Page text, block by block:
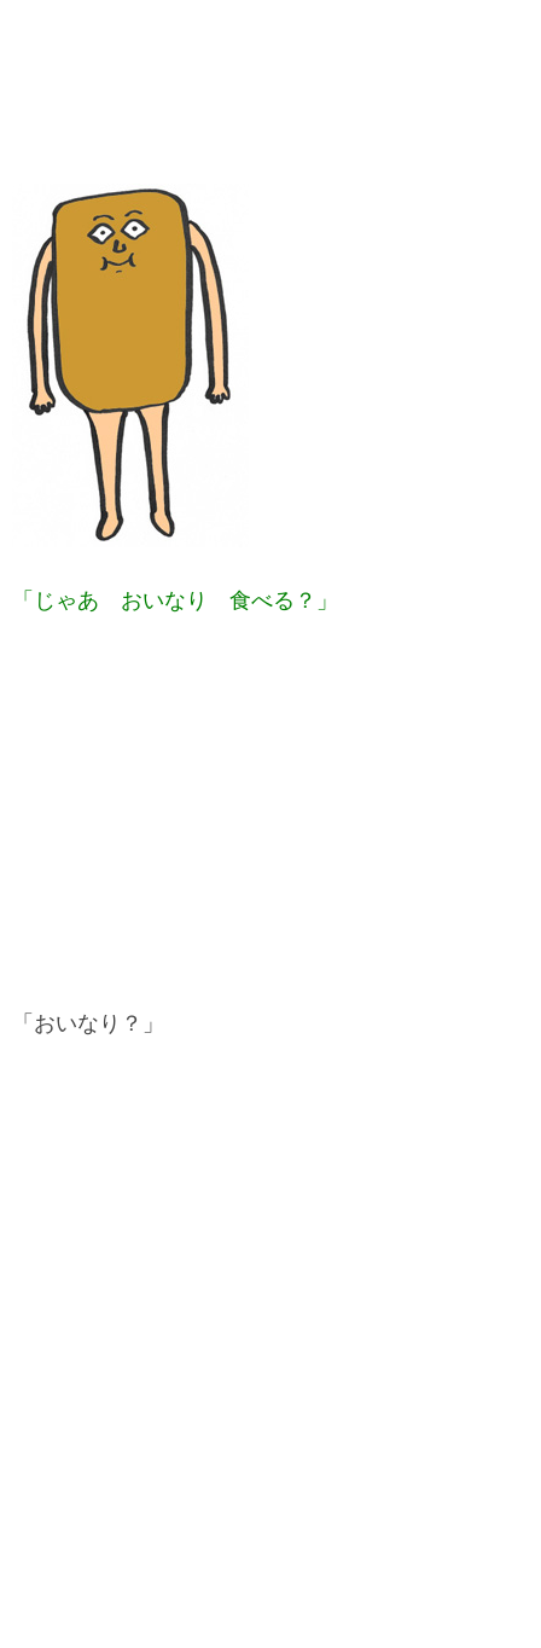
「じゃあ おいなり 食べる？」
「おいなり？」